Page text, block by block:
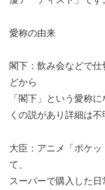
愛称の由来
閣下：飲み会などで
どから
「閣下」という愛称
くの説があり詳細は不
大臣：アニメ「ポケ
て、
スーパーで購入した